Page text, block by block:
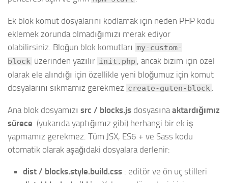
Ek blok komut dosyalarını kodlamak için neden PHP kodu
eklemek zorunda olmadığımızı merak ediyor
olabilirsiniz. Bloğun blok komutları my-custom-
block üzerinden yazılır init.php , ancak bizim için özel
olarak ele alındığı için özellikle yeni bloğumuz için komut
dosyalarını sıkmamız gerekmez create-guten-block .
Ana blok dosyamızı src / blocks.js dosyasına aktardığımız
sürece (yukarıda yaptığımız gibi) herhangi bir ek iş
yapmamız gerekmez. Tüm JSX, ES6 + ve Sass kodu
otomatik olarak aşağıdaki dosyalara derlenir:
dist / blocks.style.build.css : editör ve ön uç stilleri